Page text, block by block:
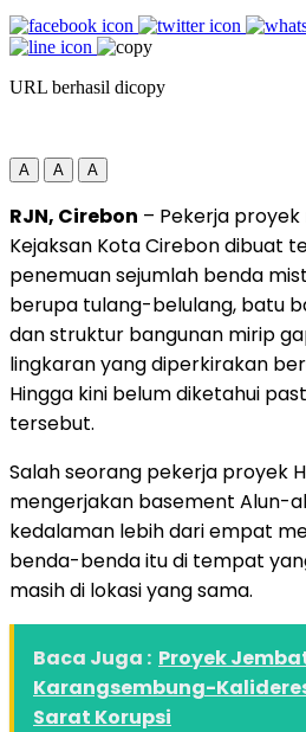
URL berhasil dicopy
A A A
RJN, Cirebon – Pekerja
Kejaksan Kota Cirebon dibuat
penemuan sejumlah benda
berupa tulang-belulang, batu
dan struktur bangunan mirip
lingkaran yang diperkirakan
Hingga kini belum diketahui
tersebut.
Salah seorang pekerja proyek
mengerjakan basement Alun-
kedalaman lebih dari empat
benda-benda itu di tempat
masih di lokasi yang sama.
Baca Juga : Proyek
Karangsembung-
Sarat Korupsi